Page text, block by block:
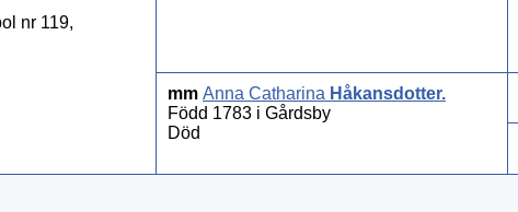
nr 119,
mm Anna Catharina Håkansdotter.
Född 1783 i Gårdsby
Död